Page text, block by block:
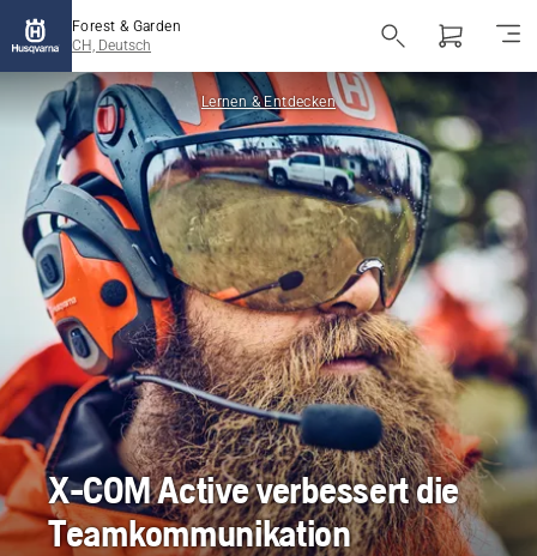
Forest & Garden
CH, Deutsch
Lernen & Entdecken
X-COM Active verbessert die
Teamkommunikation